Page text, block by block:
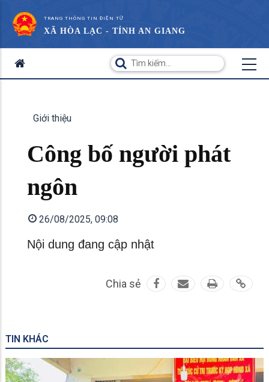
TRANG THÔNG TIN ĐIỆN TỬ
XÃ HÒA LẠC - TỈNH AN GIANG
Giới thiệu
Công bố người phát
ngôn
26/08/2025, 09:08
Nội dung đang cập nhật
Chia sẻ
TIN KHÁC